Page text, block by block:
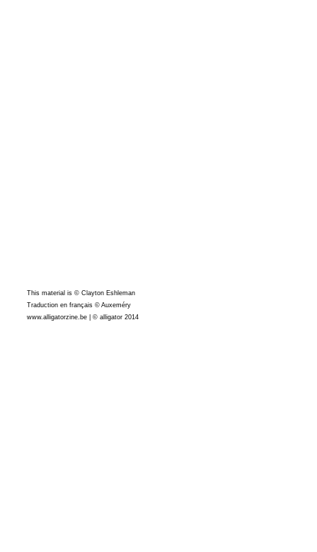
This material is © Clayton Eshleman
Traduction en français © Auxeméry
www.alligatorzine.be | © alligator 2014